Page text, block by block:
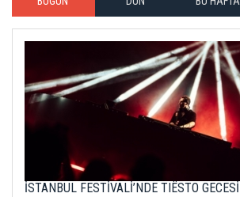
İSTANBUL FESTİVALİ’NDE TIËSTO GECESİ